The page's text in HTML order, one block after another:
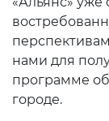
нами для
программе
городе.